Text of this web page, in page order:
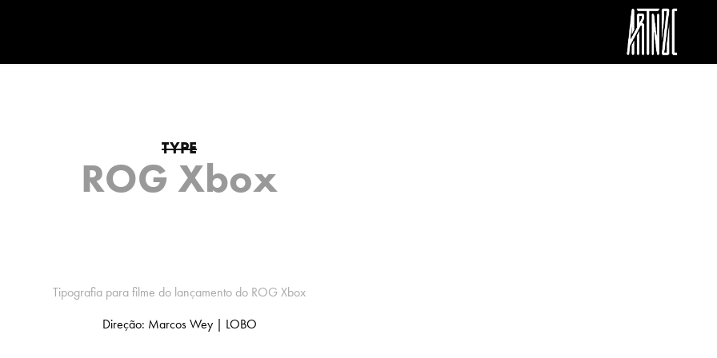
TYPE
ROG Xbox
Tipografia para filme do lançamento do ROG Xbox
Direção: Marcos Wey | LOBO